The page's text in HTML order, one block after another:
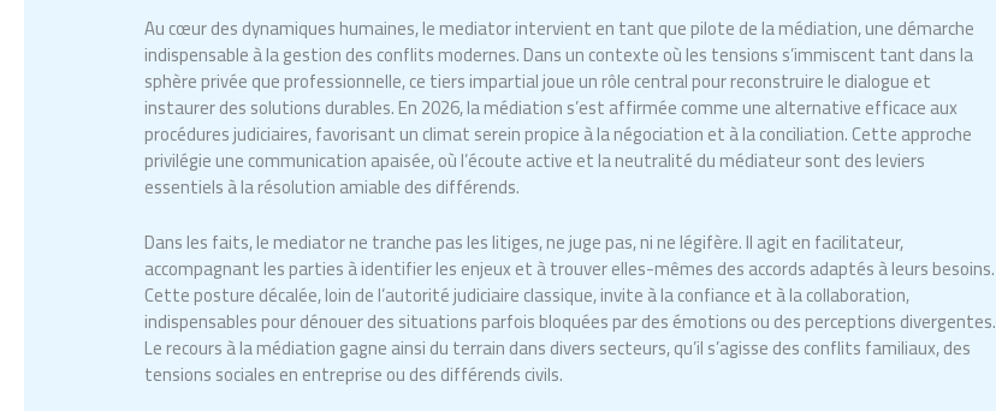
Au cœur des dynamiques humaines, le mediator intervient en tant que pilote de la médiation, une démarche
indispensable à la gestion des conflits modernes. Dans un contexte où les tensions s’immiscent tant dans la
sphère privée que professionnelle, ce tiers impartial joue un rôle central pour reconstruire le dialogue et
instaurer des solutions durables. En 2026, la médiation s’est affirmée comme une alternative efficace aux
procédures judiciaires, favorisant un climat serein propice à la négociation et à la conciliation. Cette approche
privilégie une communication apaisée, où l’écoute active et la neutralité du médiateur sont des leviers
essentiels à la résolution amiable des différends.
Dans les faits, le mediator ne tranche pas les litiges, ne juge pas, ni ne légifère. Il agit en facilitateur,
accompagnant les parties à identifier les enjeux et à trouver elles-mêmes des accords adaptés à leurs besoins.
Cette posture décalée, loin de l’autorité judiciaire classique, invite à la confiance et à la collaboration,
indispensables pour dénouer des situations parfois bloquées par des émotions ou des perceptions divergentes.
Le recours à la médiation gagne ainsi du terrain dans divers secteurs, qu’il s’agisse des conflits familiaux, des
tensions sociales en entreprise ou des différends civils.